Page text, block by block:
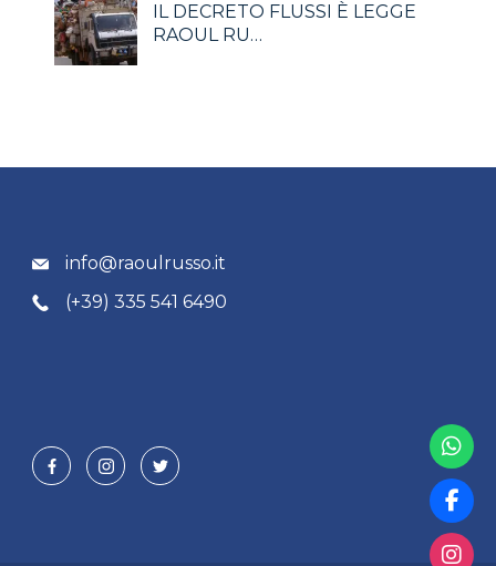
IL DECRETO FLUSSI È LEGGE
RAOUL RU…
info@raoulrusso.it
(+39) 335 541 6490